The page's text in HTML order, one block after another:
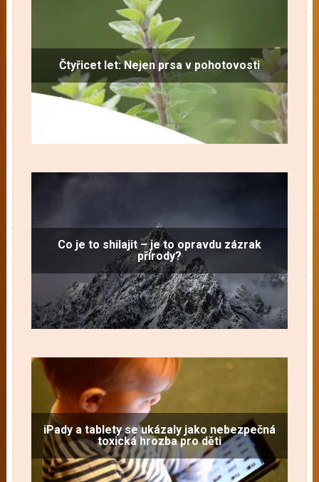
Čtyřicet let: Nejen prsa v pohotovosti
Co je to shilajit – je to opravdu zázrak
přírody?
iPady a tablety se ukázaly jako nebezpečná
toxická hrozba pro děti